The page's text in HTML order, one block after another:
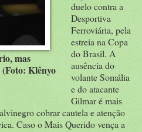
mas
Klênyo
duelo contra a
Desportiva
Ferroviária, pela
estreia na Copa
do Brasil. A
ausência do
volante Somália
e do atacante
Gilmar é mais
cobrar cautela e atenção
Caso o Mais Querido vença a